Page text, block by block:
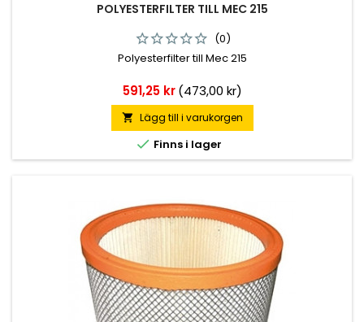
POLYESTERFILTER TILL MEC 215
(0)
Polyesterfilter till Mec 215
Pris
591,25 kr (473,00 kr)
 Lägg till i varukorgen
 Finns i lager